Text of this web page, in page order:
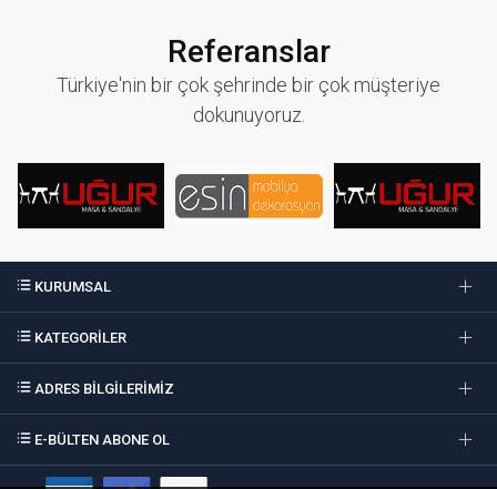
Referanslar
Türkiye'nin bir çok şehrinde bir çok müşteriye
dokunuyoruz.
KURUMSAL
KATEGORİLER
ADRES BİLGİLERİMİZ
E-BÜLTEN ABONE OL